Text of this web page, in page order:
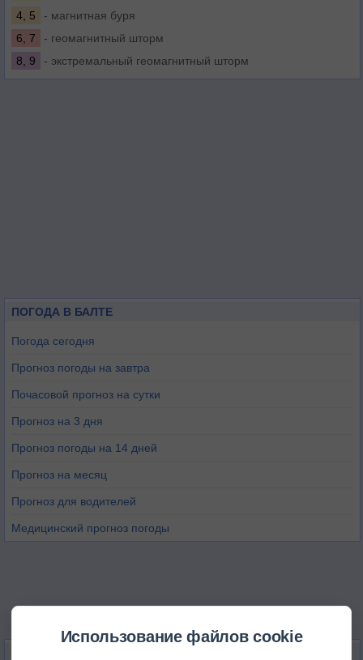
4, 5
- магнитная буря
6, 7
- геомагнитный шторм
8, 9
- экстремальный геомагнитный шторм
ПОГОДА В БАЛТЕ
Погода сегодня
Прогноз погоды на завтра
Почасовой прогноз на сутки
Прогноз на 3 дня
Прогноз погоды на 14 дней
Прогноз на месяц
Прогноз для водителей
Медицинский прогноз погоды
Использование файлов cookie